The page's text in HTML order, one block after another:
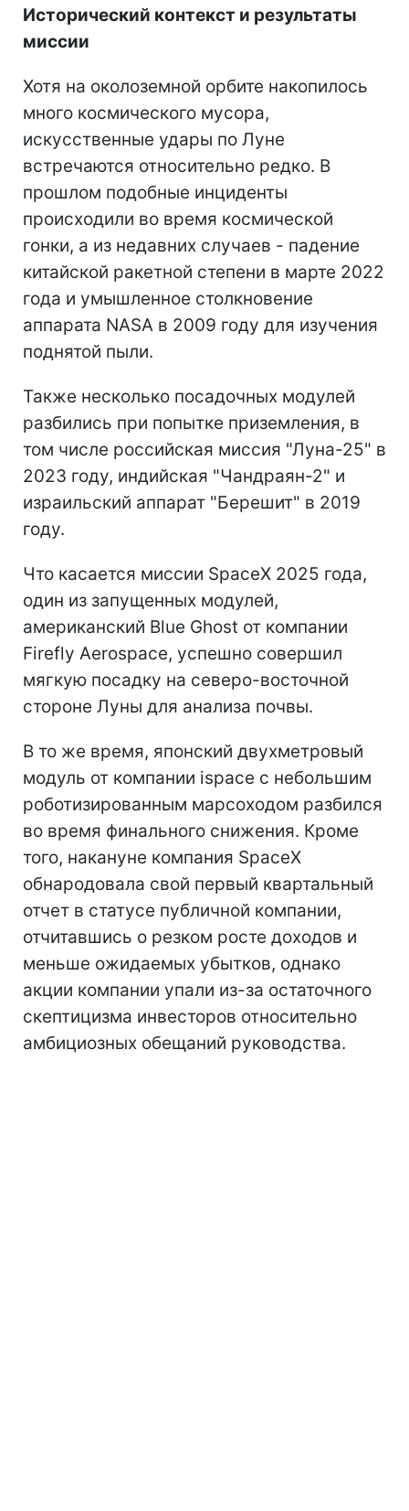
Исторический контекст и результаты
миссии
Хотя на околоземной орбите накопилось
много космического мусора,
искусственные удары по Луне
встречаются относительно редко. В
прошлом подобные инциденты
происходили во время космической
гонки, а из недавних случаев - падение
китайской ракетной степени в марте 2022
года и умышленное столкновение
аппарата NASA в 2009 году для изучения
поднятой пыли.
Также несколько посадочных модулей
разбились при попытке приземления, в
том числе российская миссия "Луна-25" в
2023 году, индийская "Чандраян-2" и
израильский аппарат "Берешит" в 2019
году.
Что касается миссии SpaceX 2025 года,
один из запущенных модулей,
американский Blue Ghost от компании
Firefly Aerospace, успешно совершил
мягкую посадку на северо-восточной
стороне Луны для анализа почвы.
В то же время, японский двухметровый
модуль от компании ispace с небольшим
роботизированным марсоходом разбился
во время финального снижения. Кроме
того, накануне компания SpaceX
обнародовала свой первый квартальный
отчет в статусе публичной компании,
отчитавшись о резком росте доходов и
меньше ожидаемых убытков, однако
акции компании упали из-за остаточного
скептицизма инвесторов относительно
амбициозных обещаний руководства.